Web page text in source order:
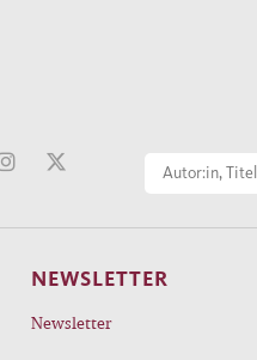
NEWSLETTER
Newsletter